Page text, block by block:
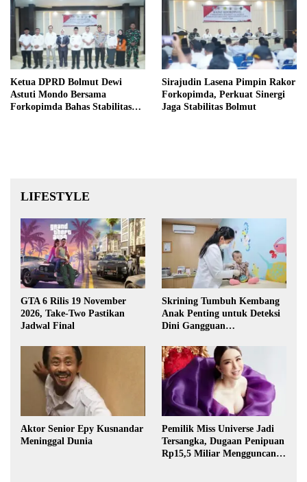
Ketua DPRD Bolmut Dewi
Astuti Mondo Bersama
Forkopimda Bahas Stabilitas
Sirajudin Lasena Pimpin Rakor
Forkopimda, Perkuat Sinergi
Jaga Stabilitas Bolmut
LIFESTYLE
GTA 6 Rilis 19 November
2026, Take-Two Pastikan
Jadwal Final
Skrining Tumbuh Kembang
Anak Penting untuk Deteksi
Dini Gangguan
Aktor Senior Epy Kusnandar
Meninggal Dunia
Pemilik Miss Universe Jadi
Tersangka, Dugaan Penipuan
Rp15,5 Miliar Mengguncang